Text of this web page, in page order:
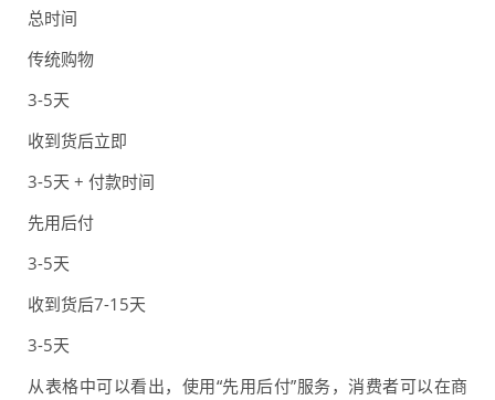
总时间
传统购物
3-5天
收到货后立即
3-5天 + 付款时间
先用后付
3-5天
收到货后7-15天
3-5天
从表格中可以看出，使用“先用后付”服务，消费者可以在商